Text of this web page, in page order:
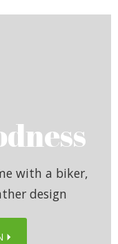
with a biker,
design